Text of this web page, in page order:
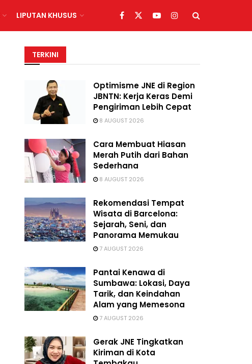
LIPUTAN KHUSUS
TERKINI
Optimisme JNE di Region
JBNTN: Kerja Keras Demi
Pengiriman Lebih Cepat
8 AUGUST 2026
Cara Membuat Hiasan
Merah Putih dari Bahan
Sederhana
8 AUGUST 2026
Rekomendasi Tempat
Wisata di Barcelona:
Sejarah, Seni, dan
Panorama Memukau
7 AUGUST 2026
Pantai Kenawa di
Sumbawa: Lokasi, Daya
Tarik, dan Keindahan
Alam yang Memesona
7 AUGUST 2026
Gerak JNE Tingkatkan
Kiriman di Kota